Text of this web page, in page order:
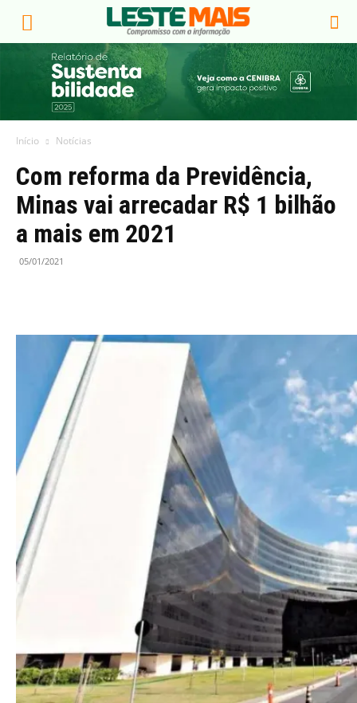
Início Notícias
Com reforma da Previdência,
Minas vai arrecadar R$ 1 bilhão
a mais em 2021
05/01/2021